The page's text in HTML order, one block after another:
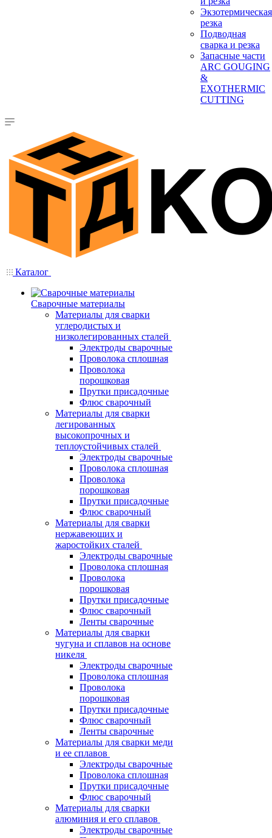
Экзотермическая
резка
Подводная
сварка и резка
Запасные части
ARC GOUGING
&
EXOTHERMIC
CUTTING
Каталог
Сварочные материалы
Материалы для сварки
углеродистых и
низколегированных сталей
Электроды сварочные
Проволока сплошная
Проволока
порошковая
Прутки присадочные
Флюс сварочный
Материалы для сварки
легированных
высокопрочных и
теплоустойчивых сталей
Электроды сварочные
Проволока сплошная
Проволока
порошковая
Прутки присадочные
Флюс сварочный
Материалы для сварки
нержавеющих и
жаростойких сталей
Электроды сварочные
Проволока сплошная
Проволока
порошковая
Прутки присадочные
Флюс сварочный
Ленты сварочные
Материалы для сварки
чугуна и сплавов на основе
никеля
Электроды сварочные
Проволока сплошная
Проволока
порошковая
Прутки присадочные
Флюс сварочный
Ленты сварочные
Материалы для сварки меди
и ее сплавов
Электроды сварочные
Проволока сплошная
Прутки присадочные
Флюс сварочный
Материалы для сварки
алюминия и его сплавов
Электроды сварочные